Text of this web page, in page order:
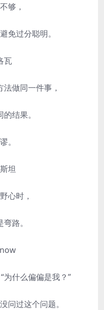
够，
免过分聪明。
瓦
做同一件事，
结果。
。
坦
心时，
路。
为什么偏偏是我？”
问过这个问题。